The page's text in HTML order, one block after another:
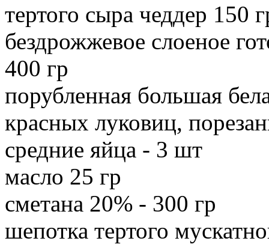
тертого сыра чеддер 150
бездрожжевое слоеное
400 гр
порубленная большая
красных луковиц,
средние яйца - 3 шт
масло 25 гр
сметана 20% - 300 гр
шепотка тертого